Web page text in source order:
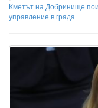
Кметът на Добринище
управление в града